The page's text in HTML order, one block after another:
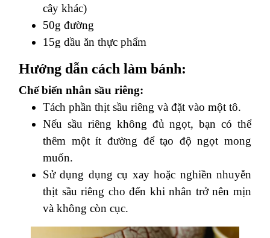
cây khác)
50g đường
15g dầu ăn thực phẩm
Hướng dẫn cách làm bánh:
Chế biến nhân sầu riêng:
Tách phần thịt sầu riêng và đặt vào một tô.
Nếu sầu riêng không đủ ngọt, bạn có thể
thêm một ít đường để tạo độ ngọt mong
muốn.
Sử dụng dụng cụ xay hoặc nghiền nhuyễn
thịt sầu riêng cho đến khi nhân trở nên mịn
và không còn cục.